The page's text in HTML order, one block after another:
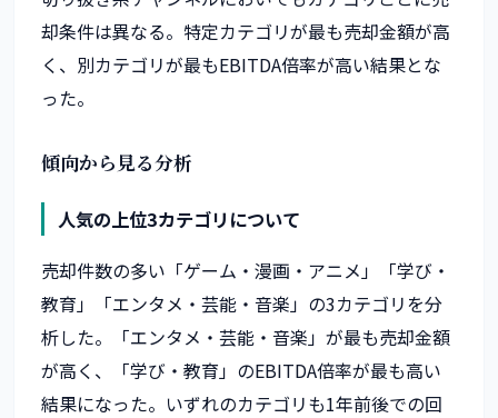
却条件は異なる。特定カテゴリが最も売却金額が高
く、別カテゴリが最もEBITDA倍率が高い結果とな
った。
傾向から見る分析
人気の上位3カテゴリについて
売却件数の多い「ゲーム・漫画・アニメ」「学び・
教育」「エンタメ・芸能・音楽」の3カテゴリを分
析した。「エンタメ・芸能・音楽」が最も売却金額
が高く、「学び・教育」のEBITDA倍率が最も高い
結果になった。いずれのカテゴリも1年前後での回